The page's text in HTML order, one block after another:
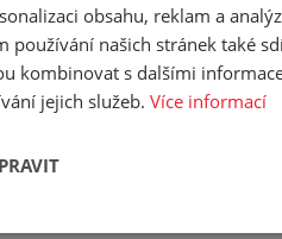
obsahu, reklam a
používání našich stránek také
kombinovat s dalšími
jejich služeb. Více informací